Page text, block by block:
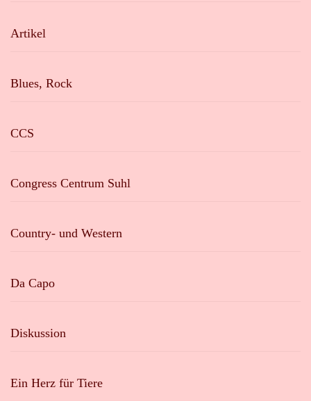
Artikel
Blues, Rock
CCS
Congress Centrum Suhl
Country- und Western
Da Capo
Diskussion
Ein Herz für Tiere